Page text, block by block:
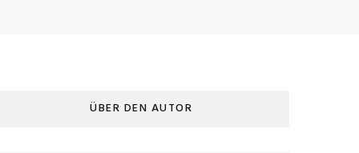
ÜBER DEN AUTOR